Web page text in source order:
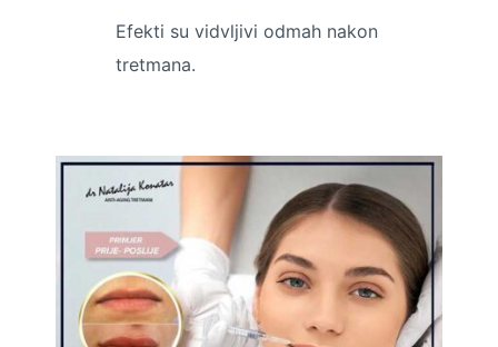
Efekti su vidvljivi odmah nakon
tretmana.